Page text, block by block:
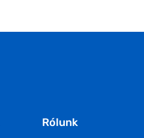
Rólunk